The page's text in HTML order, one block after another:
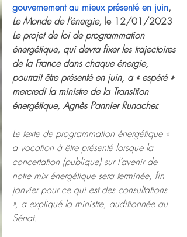
gouvernement au mieux présenté en juin,
Le Monde de l’énergie, le 12/01/2023
Le projet de loi de programmation
énergétique, qui devra fixer les trajectoires
de la France dans chaque énergie,
pourrait être présenté en juin, a « espéré »
mercredi la ministre de la Transition
énergétique, Agnès Pannier Runacher.
Le texte de programmation énergétique «
a vocation à être présenté lorsque la
concertation (publique) sur l’avenir de
notre mix énergétique sera terminée, fin
janvier pour ce qui est des consultations
», a expliqué la ministre, auditionnée au
Sénat.